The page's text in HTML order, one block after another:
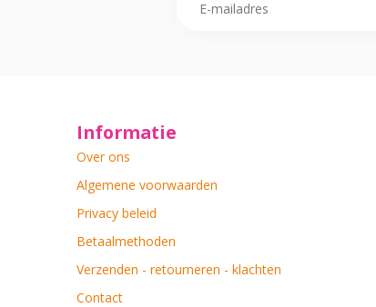
Informatie
Over ons
Algemene voorwaarden
Privacy beleid
Betaalmethoden
Verzenden - retourneren - klachten
Contact